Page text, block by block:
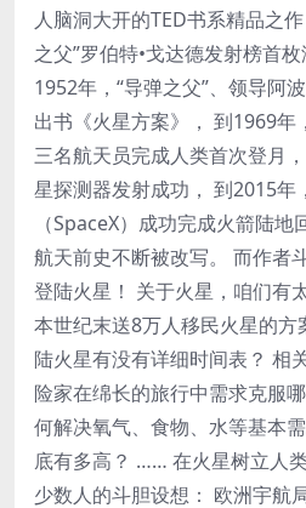
人脑洞大开的TED书系精品之
之父”罗伯特•戈达德发射榜首
1952年，“导弹之父”、领导阿
出书《火星方案》， 到1969年
三名航天员完成人类首次登月
星探测器发射成功， 到2015年
（SpaceX）成功完成火箭陆
航天前史不断被改写。 而作者
登陆火星！ 关于火星，咱们有
本世纪末送8万人移民火星的方
陆火星有没有详细时间表？ 相
险家在绵长的旅行中需求克服
何解决氧气、食物、水等基本
底有多高？ …… 在火星树立人
少数人的斗胆设想： 欧洲宇航